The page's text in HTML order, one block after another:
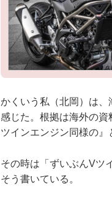
かくいう私（北岡）は
感じた。根拠は海外の
ツインエンジン同様の』
その時は「ずいぶんVツ
そう書いている。